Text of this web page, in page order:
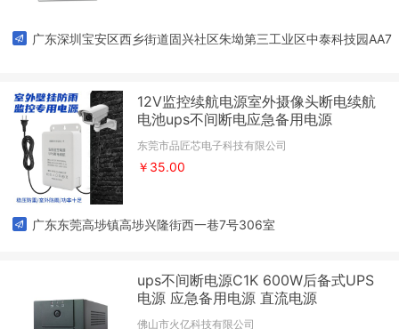
广东深圳宝安区西乡街道固兴社区朱坳第三工业区中泰科技园AA7
12V监控续航电源室外摄像头断电续航
电池ups不间断电应急备用电源
东莞市品匠芯电子科技有限公司
￥35.00
广东东莞高埗镇高埗兴隆街西一巷7号306室
ups不间断电源C1K 600W后备式UPS
电源 应急备用电源 直流电源
佛山市火亿科技有限公司